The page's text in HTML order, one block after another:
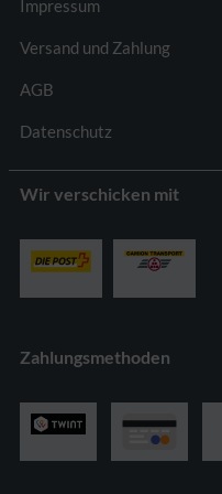
Impressum
Versand und Zahlung
AGB
Datenschutz
Wir verschicken mit
Zahlungsmethoden